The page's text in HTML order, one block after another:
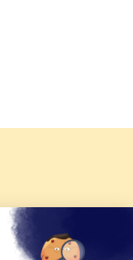
2026 de KTO